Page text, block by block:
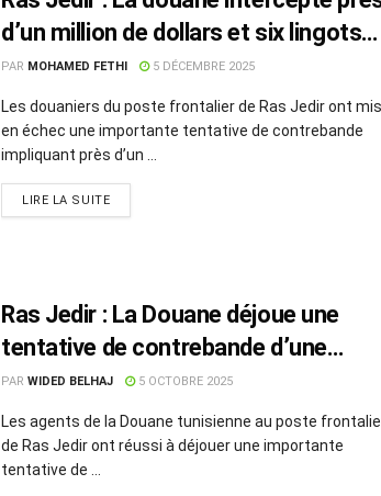
d’un million de dollars et six lingots
d’or
PAR MOHAMED FETHI 5 DÉCEMBRE 2025
Les douaniers du poste frontalier de Ras Jedir ont mis
en échec une importante tentative de contrebande
impliquant près d’un ...
LIRE LA SUITE
Ras Jedir : La Douane déjoue une
tentative de contrebande d’une
plaque d’or d’un million de dinars
PAR WIDED BELHAJ 5 OCTOBRE 2025
Les agents de la Douane tunisienne au poste
de Ras Jedir ont réussi à déjouer une importante
tentative de ...